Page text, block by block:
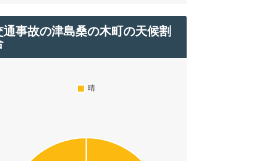
通事故の津島桑の木町の天候割